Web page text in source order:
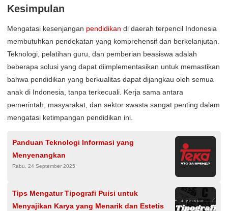
Kesimpulan
Mengatasi kesenjangan pendidikan di daerah terpencil Indonesia
membutuhkan pendekatan yang komprehensif dan berkelanjutan.
Teknologi, pelatihan guru, dan pemberian beasiswa adalah
beberapa solusi yang dapat diimplementasikan untuk memastikan
bahwa pendidikan yang berkualitas dapat dijangkau oleh semua
anak di Indonesia, tanpa terkecuali. Kerja sama antara
pemerintah, masyarakat, dan sektor swasta sangat penting dalam
mengatasi ketimpangan pendidikan ini.
Panduan Teknologi Informasi yang
Menyenangkan
Rabu, 24 September 2025
Tips Mengatur Tipografi Puisi untuk
Menyajikan Karya yang Menarik dan Estetis